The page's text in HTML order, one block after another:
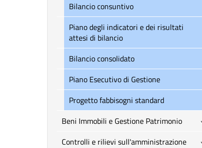
Bilancio consuntivo
Piano degli indicatori e dei risultati
attesi di bilancio
Bilancio consolidato
Piano Esecutivo di Gestione
Progetto fabbisogni standard
Beni Immobili e Gestione Patrimonio
Controlli e rilievi sull'amministrazione